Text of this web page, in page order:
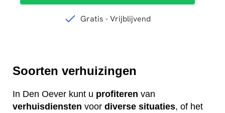
Soorten verhuizingen
In Den Oever kunt u profiteren van
verhuisdiensten voor diverse situaties, of het